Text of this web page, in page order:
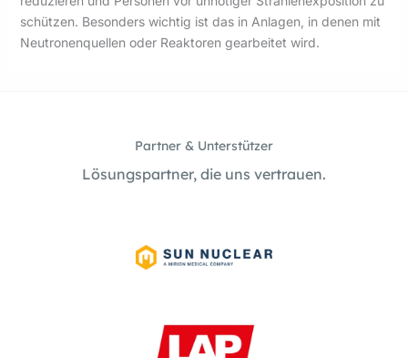
schützen. Besonders wichtig ist das in Anlagen, in denen mit
Neutronenquellen oder Reaktoren gearbeitet wird.
Partner & Unterstützer
Lösungspartner, die uns vertrauen.